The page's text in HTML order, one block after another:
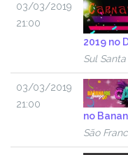
03/03/2019
21:00
2019 no
Sul
03/03/2019
21:00
no
São